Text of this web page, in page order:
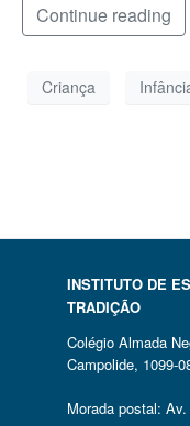
Continue reading
Criança
INSTITUTO DE
TRADIÇÃO
Colégio Almada
Campolide, 1099-
Morada postal: